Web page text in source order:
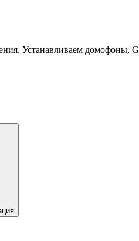
Устанавливаем домофоны,